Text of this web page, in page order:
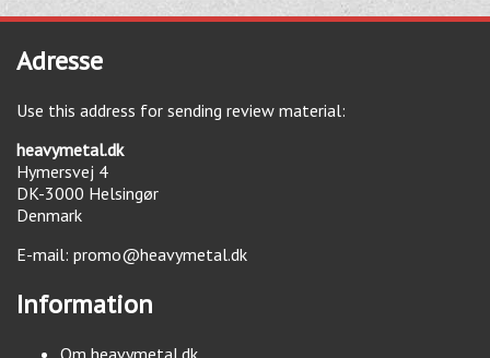
Adresse
Use this address for sending review material:
heavymetal.dk
Hymersvej 4
DK-3000 Helsingør
Denmark
E-mail: promo@heavymetal.dk
Information
Om heavymetal.dk